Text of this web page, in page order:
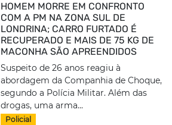
HOMEM MORRE EM CONFRONTO
COM A PM NA ZONA SUL DE
LONDRINA; CARRO FURTADO É
RECUPERADO E MAIS DE 75 KG DE
MACONHA SÃO APREENDIDOS
Suspeito de 26 anos reagiu à
abordagem da Companhia de Choque,
segundo a Polícia Militar. Além das
drogas, uma arma...
Policial